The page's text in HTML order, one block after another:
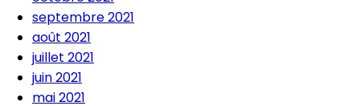
septembre 2021
août 2021
juillet 2021
juin 2021
mai 2021